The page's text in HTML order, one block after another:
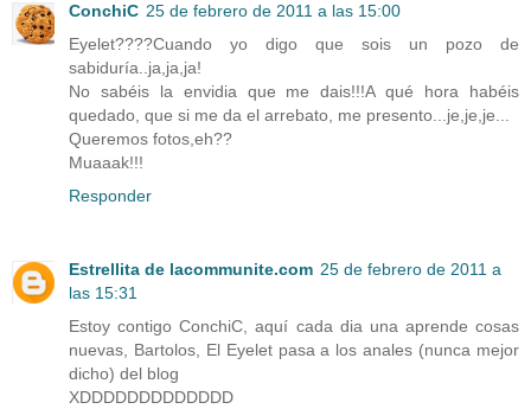
ConchiC 25 de febrero de 2011 a las 15:00
Eyelet????Cuando yo digo que sois un pozo de
sabiduría..ja,ja,ja!
No sabéis la envidia que me dais!!!A qué hora habéis
quedado, que si me da el arrebato, me presento...je,je,je...
Queremos fotos,eh??
Muaaak!!!
Responder
Estrellita de lacommunite.com 25 de febrero de 2011 a
las 15:31
Estoy contigo ConchiC, aquí cada dia una aprende cosas
nuevas, Bartolos, El Eyelet pasa a los anales (nunca mejor
dicho) del blog
XDDDDDDDDDDDDD